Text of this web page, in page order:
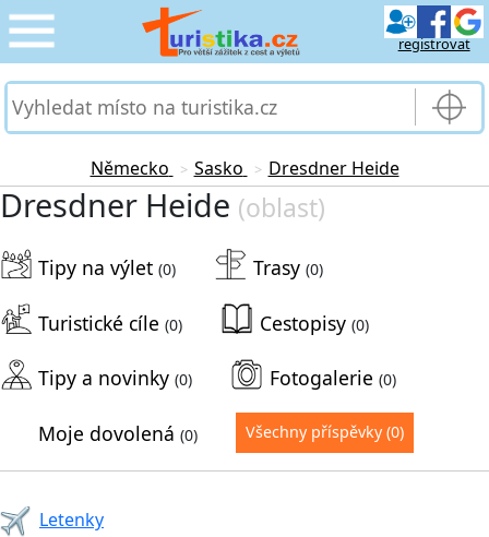
registrovat
CESTOVÁNÍ
PRO TURISTY ›
MOJE TURISTIKA ›
Německo > Sasko > Dresdner Heide
Dresdner Heide (oblast)
Tipy na výlet (0) Trasy (0)
Turistické cíle (0) Cestopisy (0)
Tipy a novinky (0) Fotogalerie (0)
Moje dovolená (0) Všechny příspěvky (0)
Letenky